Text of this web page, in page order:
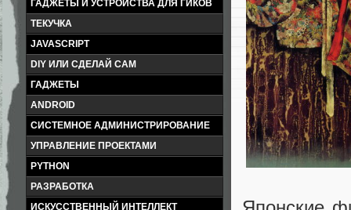
ГАДЖЕТЫ И УСТРОЙСТВА ДЛЯ ГИКОВ
ТЕКУЧКА
JAVASCRIPT
DIY ИЛИ СДЕЛАЙ САМ
ГАДЖЕТЫ
ANDROID
СИСТЕМНОЕ АДМИНИСТРИРОВАНИЕ
УПРАВЛЕНИЕ ПРОЕКТАМИ
PYTHON
РАЗРАБОТКА
ИСКУССТВЕННЫЙ ИНТЕЛЛЕКТ